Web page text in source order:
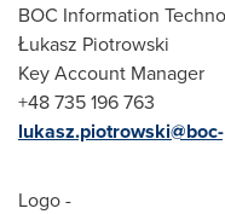
BOC Information
Łukasz Piotrowski
Key Account Manager
+48 735 196 763
Logo -